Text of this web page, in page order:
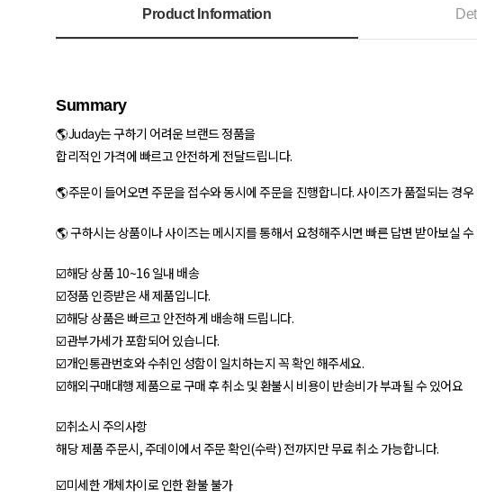
Product Information
Summary
🌎Juday는 구하기 어려운 브랜드 정품을
합리적인 가격에 빠르고 안전하게 전달드립니다.
🌎주문이 들어오면 주문을 접수와 동시에 주문을 진행합니다. 사이즈가 품절되는 경
🌎 구하시는 상품이나 사이즈는 메시지를 통해서 요청해주시면 빠른 답변 받아보실 수
☑️해당 상품 10~16 일내 배송
☑️정품 인증받은 새 제품입니다.
☑️해당 상품은 빠르고 안전하게 배송해 드립니다.
☑️관부가세가 포함되어 있습니다.
☑️개인통관번호와 수취인 성함이 일치하는지 꼭 확인 해주세요.
☑️해외구매대행 제품으로 구매 후 취소 및 환불시 비용이 반송비가 부과될 수 있어요
☑️취소시 주의사항
해당 제품 주문시, 주데이에서 주문 확인(수락) 전까지만 무료 취소 가능합니다.
☑️미세한 개체차이로 인한 환불 불가